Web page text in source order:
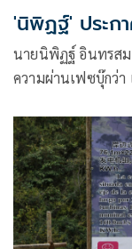
'นิพิฏฐ์' ประก
นายนิพิฏฐ์ อินทรส
ความผ่านเฟซบุ๊กว่า